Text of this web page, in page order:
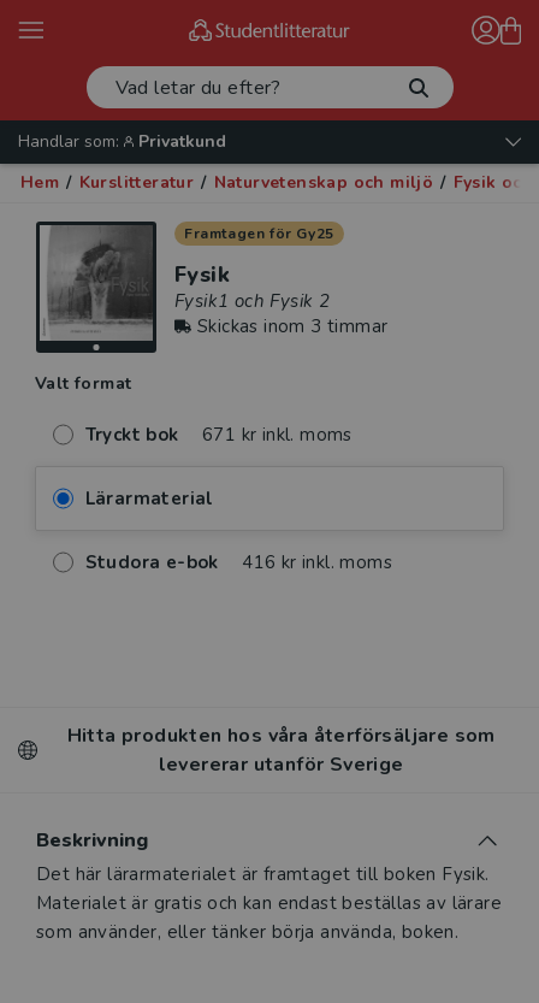
Handlar som:
Privatkund
Hem / Kurslitteratur / Naturvetenskap och miljö / Fysik och
Framtagen för Gy25
Fysik
Fysik1 och Fysik 2
Skickas inom 3 timmar
Valt format
Tryckt bok 671 kr inkl. moms
Lärarmaterial
Studora e-bok 416 kr inkl. moms
Hitta produkten hos våra återförsäljare som
levererar utanför Sverige
Beskrivning
Det här lärarmaterialet är framtaget till boken Fysik.
Materialet är gratis och kan endast beställas av lärare
som använder, eller tänker börja använda, boken.